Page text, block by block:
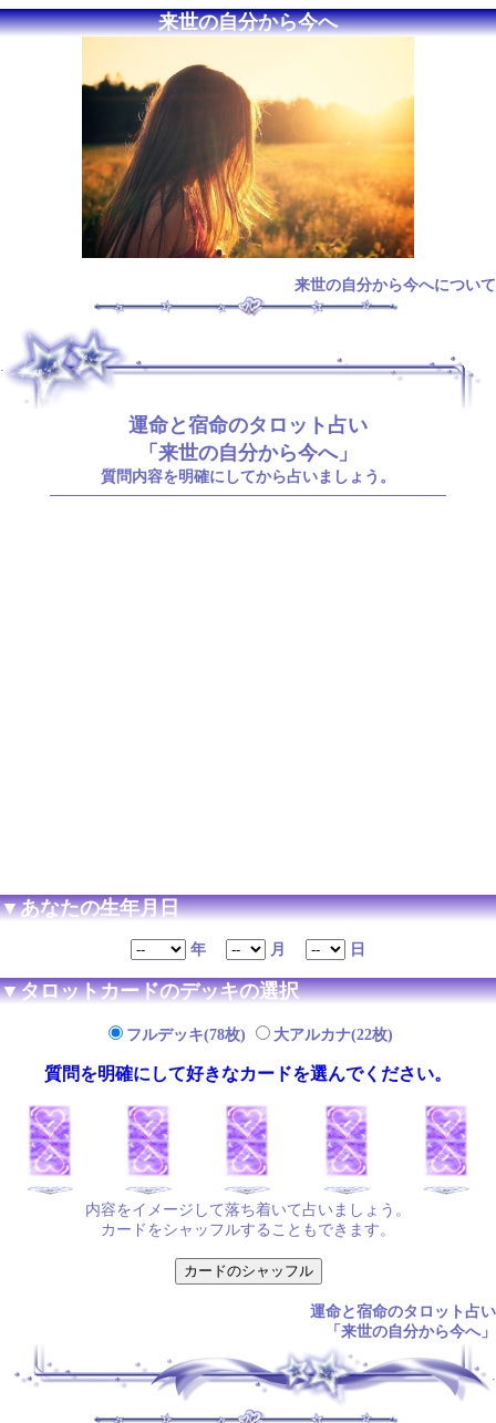
来世の自分から今へ
来世の自分から今へについて
運命と宿命のタロット占い
「来世の自分から今へ」
質問内容を明確にしてから占いましょう。
▼あなたの生年月日
年 月 日
▼タロットカードのデッキの選択
フルデッキ(78枚) 大アルカナ(22枚)
質問を明確にして好きなカードを選んでください。
内容をイメージして落ち着いて占いましょう。
カードをシャッフルすることもできます。
運命と宿命のタロット占い
「来世の自分から今へ」